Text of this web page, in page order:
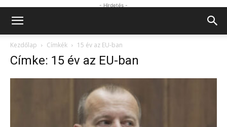
- Hirdetés -
Kezdőlap Címkék 15 év az EU-ban
Címke: 15 év az EU-ban